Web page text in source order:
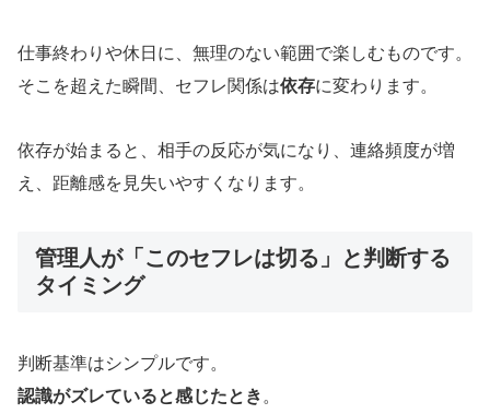
仕事終わりや休日に、無理のない範囲で楽しむものです。
そこを超えた瞬間、セフレ関係は依存に変わります。
依存が始まると、相手の反応が気になり、連絡頻度が増
え、距離感を見失いやすくなります。
管理人が「このセフレは切る」と判断する
タイミング
判断基準はシンプルです。
認識がズレていると感じたとき 。